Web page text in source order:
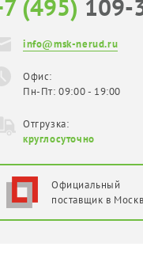
(495) 109-
info@msk-nerud.ru
Офис:
Пн-Пт: 09:00 - 19:00
Отгрузка:
круглосуточно
Официальный
поставщик в